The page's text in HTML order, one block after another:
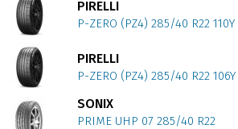
PIRELLI
P-ZERO (PZ4) 285/40 R22 110Y
PIRELLI
P-ZERO (PZ4) 285/40 R22 106Y
SONIX
PRIME UHP 07 285/40 R22